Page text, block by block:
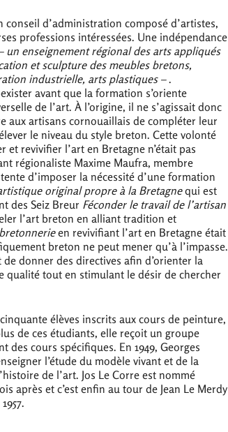
conseil d’administration composé d’artistes,
professions intéressées. Une indépendance
un enseignement régional des arts appliqués
et sculpture des meubles bretons,
industrielle, arts plastiques –.
avant que la formation s’oriente
de l’art. À l’origine, il ne s’agissait donc
aux artisans cornouaillais de compléter leur
le niveau du style breton. Cette volonté
revivifier l’art en Bretagne n’était pas
régionaliste Maxime Maufra, membre
d’imposer la nécessité d’une formation
original propre à la Bretagnequi est
des Seiz Breur Féconder le travail de l’artisan
l’art breton en alliant tradition et
bretonnerieen revivifiant l’art en Bretagne était
breton ne peut mener qu’à l’impasse.
donner des directives afin d’orienter la
tout en stimulant le désir de chercher
élèves inscrits aux cours de peinture,
de ces étudiants, elle reçoit un groupe
cours spécifiques. En 1949, Georges
l’étude du modèle vivant et de la
de l’art. Jos Le Corre est nommé
après et c’est enfin au tour de Jean Le Merdy